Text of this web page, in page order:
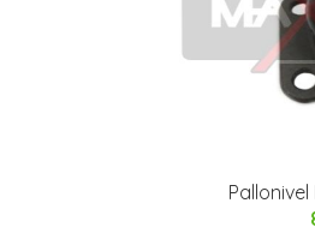
Pallonivel